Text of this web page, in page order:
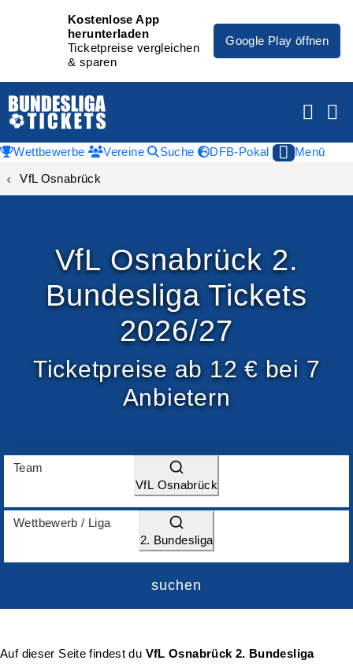
Kostenlose App
herunterladen
Ticketpreise vergleichen
& sparen
Google Play öffnen
Wettbewerbe Vereine Suche DFB-Pokal
Menü
VfL Osnabrück
VfL Osnabrück 2.
Bundesliga Tickets
2026/27
Ticketpreise ab 12 € bei 7
Anbietern
Team
VfL Osnabrück
Wettbewerb / Liga
2. Bundesliga
suchen
Auf dieser Seite findest du VfL Osnabrück 2. Bundesliga